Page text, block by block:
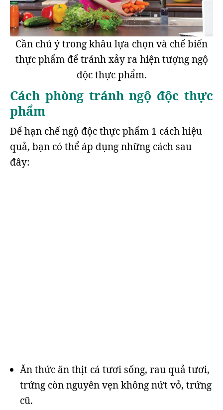
Cần chú ý trong khâu lựa chọn và chế biến
thực phẩm để tránh xảy ra hiện tượng ngộ
độc thực phẩm.
Cách phòng tránh ngộ độc thực
phẩm
Để hạn chế ngộ độc thực phẩm 1 cách hiệu
quả, bạn có thể áp dụng những cách sau
đây:
Ăn thức ăn thịt cá tươi sống, rau quả tươi,
trứng còn nguyên vẹn không nứt vỏ, trứng
cũ.